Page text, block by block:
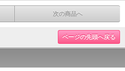
次の商品へ
ページの先頭へ戻る